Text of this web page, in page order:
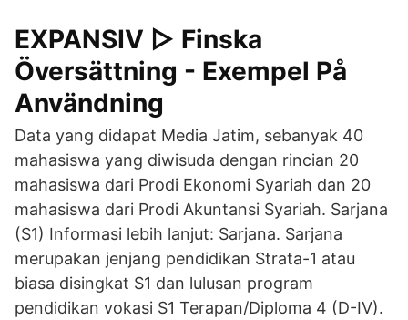
EXPANSIV ▷ Finska
Översättning - Exempel På
Användning
Data yang didapat Media Jatim, sebanyak 40
mahasiswa yang diwisuda dengan rincian 20
mahasiswa dari Prodi Ekonomi Syariah dan 20
mahasiswa dari Prodi Akuntansi Syariah. Sarjana
(S1) Informasi lebih lanjut: Sarjana. Sarjana
merupakan jenjang pendidikan Strata-1 atau
biasa disingkat S1 dan lulusan program
pendidikan vokasi S1 Terapan/Diploma 4 (D-IV).